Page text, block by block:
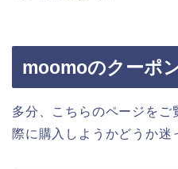
moomoのクーポ
多分、こちらのページを
際に購入しようかどうか迷